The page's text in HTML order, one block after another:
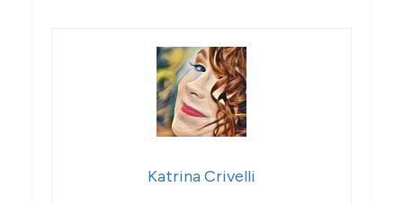
Katrina Crivelli